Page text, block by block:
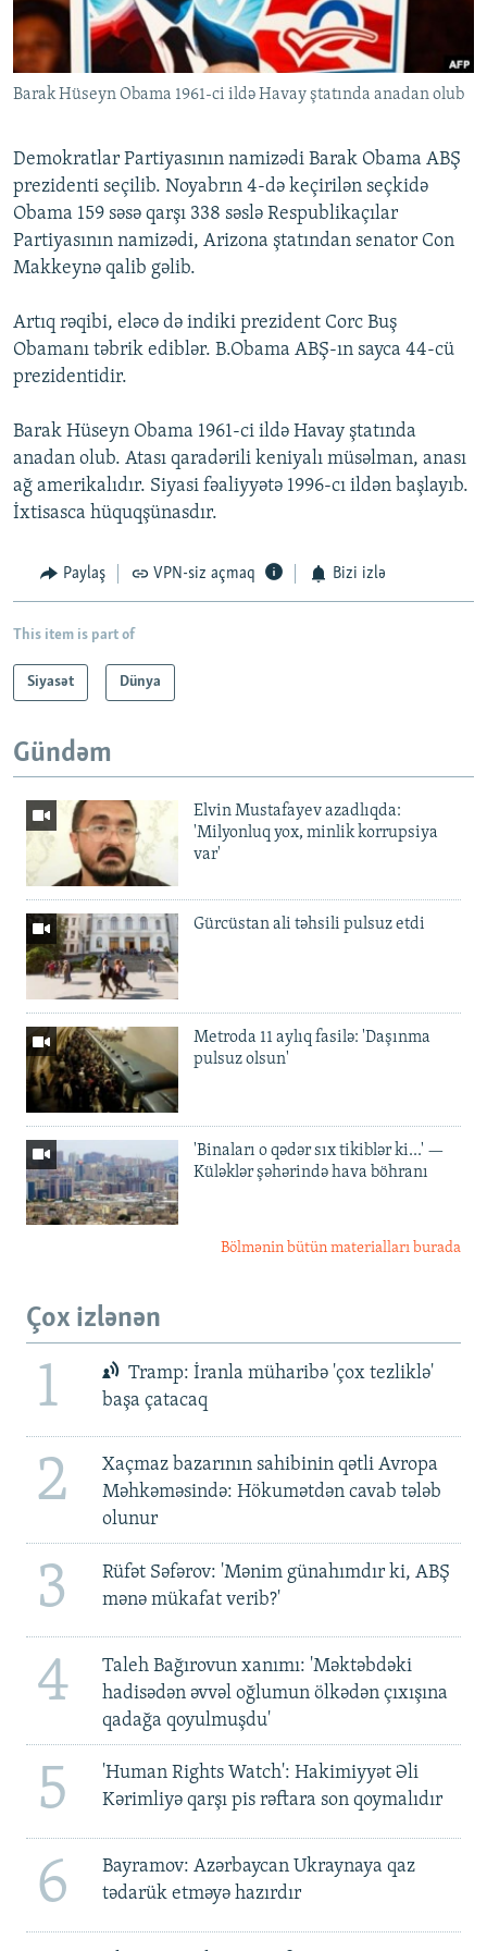
İNFOQRAFIKA
KARIKATURA
AZƏRBAYCAN ƏDƏBIYYATI KITABXANASI
İSLAM VƏ DEMOKRATIYA
İZ - MƏDƏNIYYƏT PROQRAMI
MISSIYAMIZ
PEŞƏ ETIKASI VƏ JURNALISTIKA STANDARTLARIMIZ
MATERIALLARIMIZDAN ISTIFADƏ
BIZIMLƏ ƏLAQƏ
XƏBƏR BÜLLETENLƏRIMIZ
BIZI IZLƏ
Barak Hüseyn Obama 1961-ci ildə Havay ştatında anadan olub
Demokratlar Partiyasının namizədi Barak Obama ABŞ
prezidenti seçilib. Noyabrın 4-də keçirilən seçkidə
Obama 159 səsə qarşı 338 səslə Respublikaçılar
Partiyasının namizədi, Arizona ştatından senator Con
Makkeynə qalib gəlib.
Artıq rəqibi, eləcə də indiki prezident Corc Buş
Obamanı təbrik ediblər. B.Obama ABŞ-ın sayca 44-cü
prezidentidir.
Barak Hüseyn Obama 1961-ci ildə Havay ştatında
anadan olub. Atası qaradərili keniyalı müsəlman, anası
ağ amerikalıdır. Siyasi fəaliyyətə 1996-cı ildən başlayıb.
İxtisasca hüquqşünasdır.
Paylaş VPN-siz açmaq Bizi izlə
This item is part of
Siyasət Dünya
Gündəm
Elvin Mustafayev azadlıqda:
'Milyonluq yox, minlik korrupsiya
var'
Gürcüstan ali təhsili pulsuz etdi
Metroda 11 aylıq fasilə: 'Daşınma
pulsuz olsun'
'Binaları o qədər sıx tikiblər ki...' —
Küləklər şəhərində hava böhranı
Bölmənin bütün materialları burada
Çox izlənən
1
Tramp: İranla müharibə 'çox tezliklə'
başa çatacaq
2
Xaçmaz bazarının sahibinin qətli Avropa
Məhkəməsində: Hökumətdən cavab tələb
olunur
3
Rüfət Səfərov: 'Mənim günahımdır ki, ABŞ
mənə mükafat verib?'
4
Taleh Bağırovun xanımı: 'Məktəbdəki
hadisədən əvvəl oğlumun ölkədən çıxışına
qadağa qoyulmuşdu'
5
'Human Rights Watch': Hakimiyyət Əli
Kərimliyə qarşı pis rəftara son qoymalıdır
6
Bayramov: Azərbaycan Ukraynaya qaz
tədarük etməyə hazırdır